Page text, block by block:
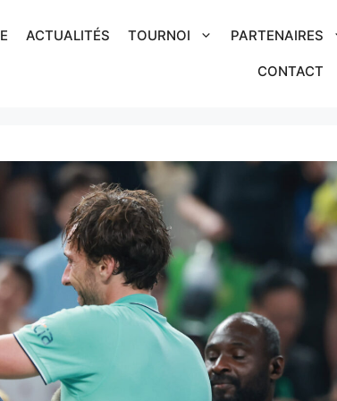
ACTUALITÉS TOURNOI PARTENAIRES
CONTACT